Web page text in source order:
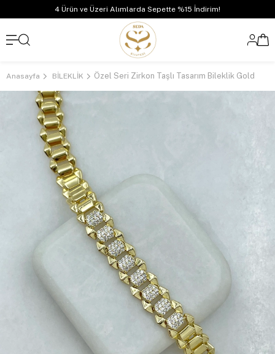
4 Ürün ve Üzeri Alımlarda Sepette %15 İndirim!
Anasayfa BİLEKLİK Özel Seri Zirkon Taşlı Tasarım Bileklik Gold